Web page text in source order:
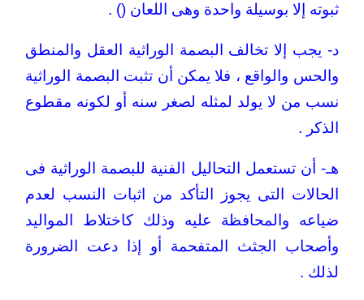
ثبوته إلا بوسيلة واحدة وهى اللعان () .
د- يجب إلا تخالف البصمة الوراثية العقل والمنطق
والحس والواقع ، فلا يمكن أن تثبت البصمة الوراثية
نسب من لا يولد لمثله لصغر سنه أو لكونه مقطوع
الذكر .
هـ- أن تستعمل التحاليل الفنية للبصمة الوراثية فى
الحالات التى يجوز التأكد من اثبات النسب لعدم
ضياعه والمحافظة عليه وذلك كاختلاط المواليد
وأصحاب الجثث المتفحمة أو إذا دعت الضرورة
لذلك .